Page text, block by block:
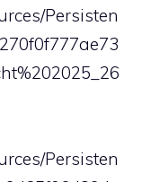
Persisten
Persisten